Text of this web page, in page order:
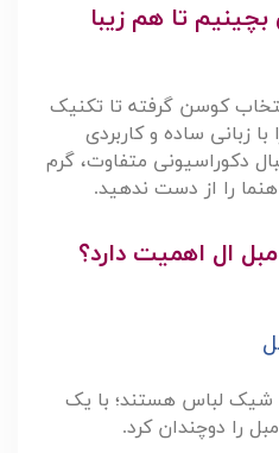
تا هم زیبا
کوسن گرفته تا تکنیک
زبانی ساده و کاربردی
دکوراسیونی متفاوت، گرم
را از دست ندهید.
ال اهمیت دارد؟
لباس هستند؛ با یک
را دوچندان کرد.